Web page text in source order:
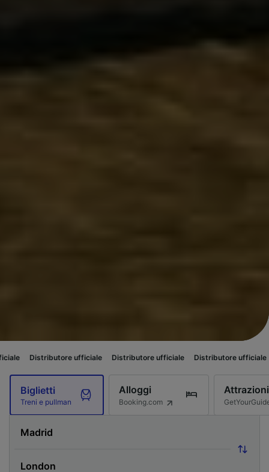
ufficiale Distributore ufficiale Distributore ufficiale Distributore
Biglietti
Treni e pullman
Alloggi
Booking.com
Attrazioni